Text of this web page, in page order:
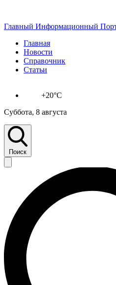
Главный Информационный
Главная
Новости
Справочник
Статьи
+20°C
Суббота, 8 августа
Поиск